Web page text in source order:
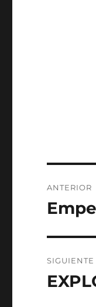
de
ANTERIOR
Entrada
SIGUIENTE
Entrada